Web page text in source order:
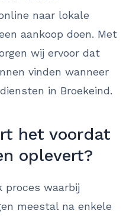
naar lokale
aankoop doen. Met
wij ervoor dat
vinden wanneer
in Broekeind.
het voordat
oplevert?
proces waarbij
meestal na enkele